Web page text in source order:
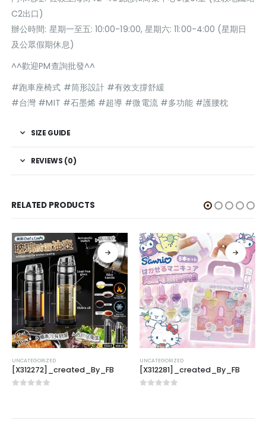
C2出口)
辦公時間: 星期一至五: 10:00-19:00, 星期六: 11:00-4:00 (星期日
及公眾假期休息)
^^歡迎PM查詢批發^^
#跑車座椅式 #筒形設計 #有效支撐舒緩
#台灣 #MIT #石墨烯 #超導 #微電流 #多功能 #護腰枕
SIZE GUIDE
REVIEWS (0)
RELATED PRODUCTS
UNCATEGORIZED
[X312272]_created_By_FB
UNCATEGORIZED
[X312281]_created_By_FB